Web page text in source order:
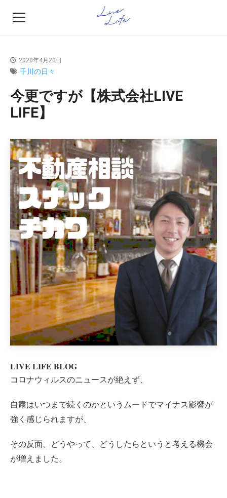
2020年4月20日
千川の日々
今更ですが【株式会社LIVE
LIFE】
LIVE LIFE BLOG
コロナウィルスのニュースが絶えず、
自粛はいつまで続くのかというムードでマイナス影響が
強く感じられますが、
その反面、どうやって、どうしたらというと考える機会
が増えました。